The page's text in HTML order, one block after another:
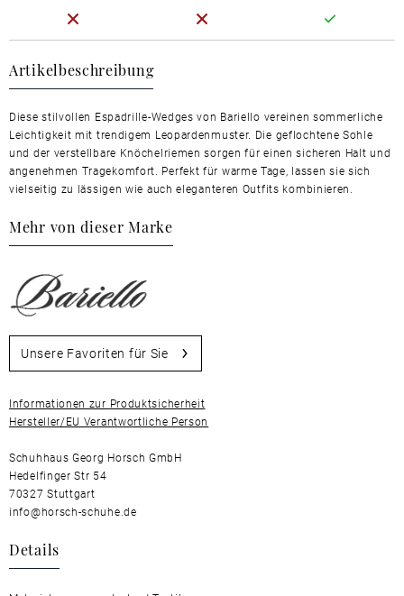
Artikelbeschreibung
Diese stilvollen Espadrille-Wedges von Bariello vereinen sommerliche
Leichtigkeit mit trendigem Leopardenmuster. Die geflochtene Sohle
und der verstellbare Knöchelriemen sorgen für einen sicheren Halt und
angenehmen Tragekomfort. Perfekt für warme Tage, lassen sie sich
vielseitig zu lässigen wie auch eleganteren Outfits kombinieren.
Mehr von dieser Marke
Unsere Favoriten für Sie
Informationen zur Produktsicherheit
Hersteller/EU Verantwortliche Person
Schuhhaus Georg Horsch GmbH
Hedelfinger Str 54
70327 Stuttgart
info@horsch-schuhe.de
Details